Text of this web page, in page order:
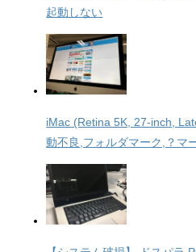
起動しない
iMac (Retina 5K, 27-inch,
動不良,フォルダマーク,？マ